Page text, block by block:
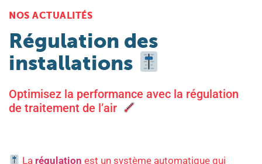
NOS ACTUALITÉS
Régulation des
installations
Optimisez la performance avec la régulation
de traitement de l’air
La régulation est un système automatique qui